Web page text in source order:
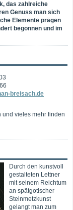
das zahlreiche
Genuss man sich
Elemente prägen
begonnen und im
breisach.de
und vieles mehr finden
Durch den kunstvoll
gestalteten Lettner
mit seinem Reichtum
an spätgotischer
Steinmetzkunst
gelangt man zum